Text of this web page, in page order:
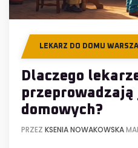
LEKARZ DO DOMU
Dlaczego
domowych?
PRZEZ KSENIA NOWAKOWSKA